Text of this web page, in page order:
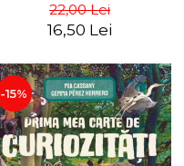
22,00 Lei
16,50 Lei
-15%